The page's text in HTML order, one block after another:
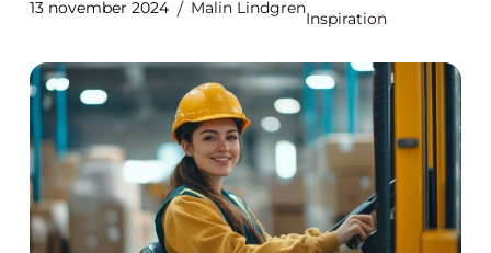
13 november 2024 Malin Lindgren
Inspiration